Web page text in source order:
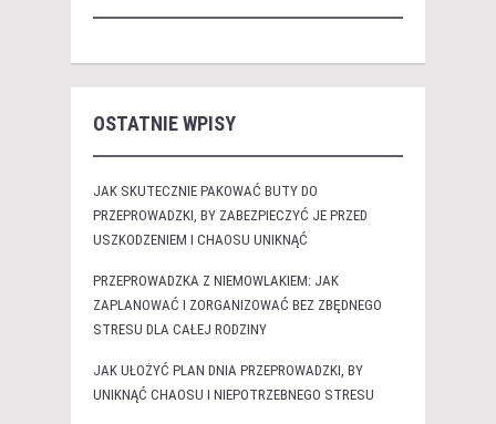
OSTATNIE WPISY
JAK SKUTECZNIE PAKOWAĆ BUTY DO
PRZEPROWADZKI, BY ZABEZPIECZYĆ JE PRZED
USZKODZENIEM I CHAOSU UNIKNĄĆ
PRZEPROWADZKA Z NIEMOWLAKIEM: JAK
ZAPLANOWAĆ I ZORGANIZOWAĆ BEZ ZBĘDNEGO
STRESU DLA CAŁEJ RODZINY
JAK UŁOŻYĆ PLAN DNIA PRZEPROWADZKI, BY
UNIKNĄĆ CHAOSU I NIEPOTRZEBNEGO STRESU